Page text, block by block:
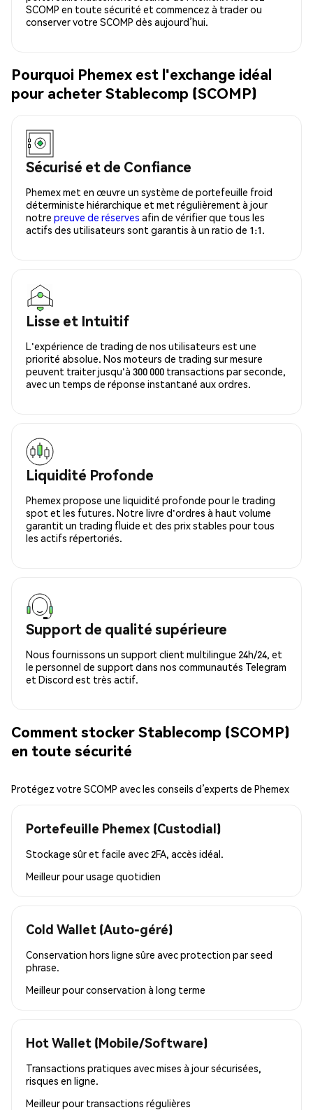
SCOMP en toute sécurité et commencez à trader ou
conserver votre SCOMP dès aujourd’hui.
Pourquoi Phemex est l'exchange idéal
pour acheter Stablecomp (SCOMP)
Sécurisé et de Confiance
Phemex met en œuvre un système de portefeuille froid
déterministe hiérarchique et met régulièrement à jour
notre preuve de réserves afin de vérifier que tous les
actifs des utilisateurs sont garantis à un ratio de 1:1.
Lisse et Intuitif
L'expérience de trading de nos utilisateurs est une
priorité absolue. Nos moteurs de trading sur mesure
peuvent traiter jusqu'à 300 000 transactions par seconde,
avec un temps de réponse instantané aux ordres.
Liquidité Profonde
Phemex propose une liquidité profonde pour le trading
spot et les futures. Notre livre d'ordres à haut volume
garantit un trading fluide et des prix stables pour tous
les actifs répertoriés.
Support de qualité supérieure
Nous fournissons un support client multilingue 24h/24, et
le personnel de support dans nos communautés Telegram
et Discord est très actif.
Comment stocker Stablecomp (SCOMP)
en toute sécurité
Protégez votre SCOMP avec les conseils d’experts de Phemex
Portefeuille Phemex (Custodial)
Stockage sûr et facile avec 2FA, accès idéal.
Meilleur pourusage quotidien
Cold Wallet (Auto-géré)
Conservation hors ligne sûre avec protection par seed
phrase.
Meilleur pourconservation à long terme
Hot Wallet (Mobile/Software)
Transactions pratiques avec mises à jour sécurisées,
risques en ligne.
Meilleur pour transactions régulières